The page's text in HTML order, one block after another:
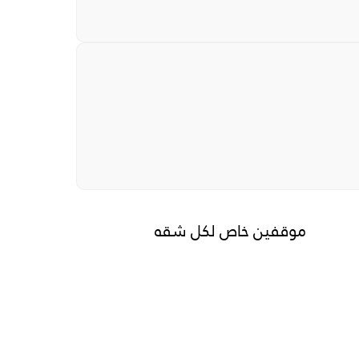
موقفين خاص لكل شقه